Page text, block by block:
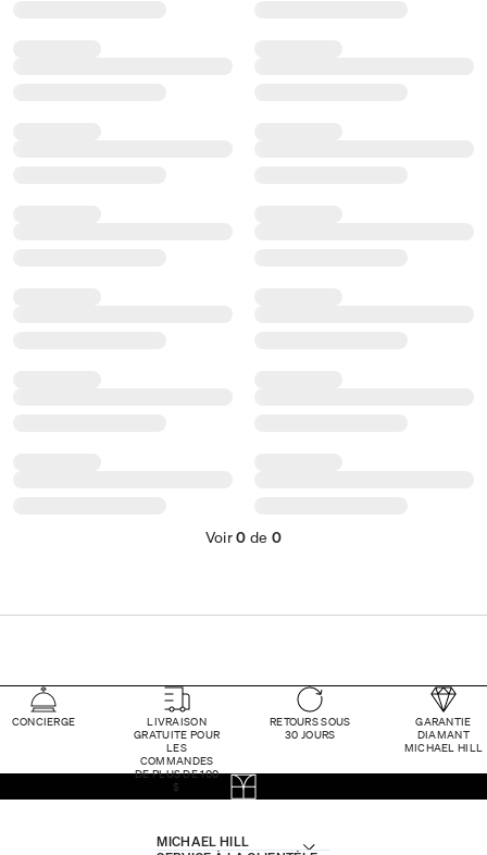
Voir0 de 0
CONCIERGE
LIVRAISON
GRATUITE POUR
LES
COMMANDES
DE PLUS DE 100
$
RETOURS SOUS
30 JOURS
GARANTIE
DIAMANT
MICHAEL HILL
MICHAEL HILL